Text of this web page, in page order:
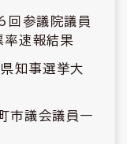
参議院議員
率速報結果
知事選挙大
議会議員一